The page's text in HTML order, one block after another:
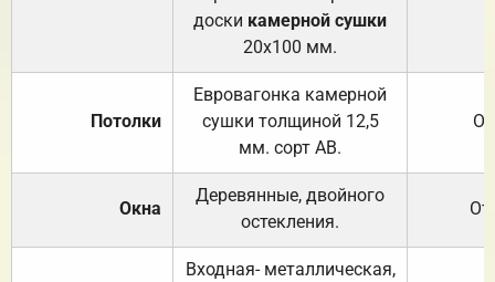
доски камерной сушки
20х100 мм.
Потолки
Евровагонка камерной
сушки толщиной 12,5
мм. сорт АВ.
Окна
Деревянные, двойного
остекления.
Входная- металлическая,